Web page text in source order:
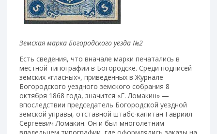
Земская марка Богородского уезда №2
Есть сведения, что вначале марки печатались в
местной типографии в Богородске. Среди подписей
земских «гласных», приведенных в Журнале
Богородского уездного земского собрания 8
октября 1868 года, значится «Г. Ломакин» —
впоследствии председатель Богородской уездной
земской управы, отставной штабс-капитан Гавриил
Сергеевич Ломакин. Он и был многолетним